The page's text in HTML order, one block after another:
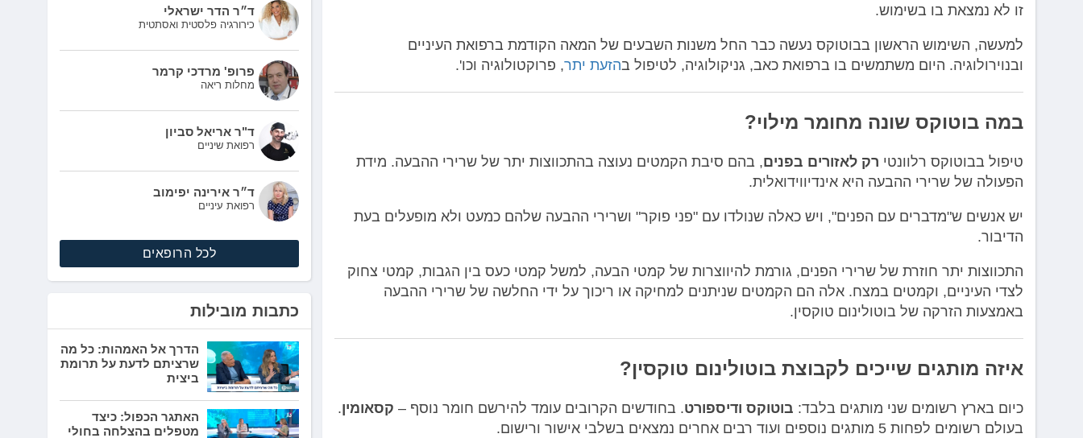
זו לא נמצאת בו בשימוש.
למעשה, השימוש הראשון בבוטוקס נעשה כבר החל משנות השבעים של המאה הקודמת ברפואת העיניים
ובנוירולוגיה. היום משתמשים בו ברפואת כאב, גניקולוגיה, לטיפול בהזעת יתר, פרוקטולוגיה וכו'.
במה בוטוקס שונה מחומר מילוי?
טיפול בבוטוקס רלוונטי רק לאזורים בפנים, בהם סיבת הקמטים נעוצה בהתכווצות יתר של שרירי ההבעה. מידת
הפעולה של שרירי ההבעה היא אינדיווידואלית.
יש אנשים ש"מדברים עם הפנים", ויש כאלה שנולדו עם "פני פוקר" ושרירי ההבעה שלהם כמעט ולא מופעלים בעת
הדיבור.
התכווצות יתר חוזרת של שרירי הפנים, גורמת להיווצרות של קמטי הבעה, למשל קמטי כעס בין הגבות, קמטי צחוק
לצדי העיניים, וקמטים במצח. אלה הם הקמטים שניתנים למחיקה או ריכוך על ידי החלשה של שרירי ההבעה
באמצעות הזרקה של בוטולינום טוקסין.
איזה מותגים שייכים לקבוצת בוטולינום טוקסין?
כיום בארץ רשומים שני מותגים בלבד: בוטוקס ודיספורט. בחודשים הקרובים עומד להירשם חומר נוסף – קסאומין.
בעולם רשומים לפחות 5 מותגים נוספים ועוד רבים אחרים נמצאים בשלבי אישור ורישום.
ד״ר הדר ישראלי
כירורגיה פלסטית ואסתטית
פרופ' מרדכי קרמר
מחלות ריאה
ד"ר אריאל סביון
רפואת שיניים
ד״ר אירינה יפימוב
רפואת עיניים
לכל הרופאים
כתבות מובילות
הדרך אל האמהות: כל מה
שרציתם לדעת על תרומת
ביצית
האתגר הכפול: כיצד
מטפלים בהצלחה בחולי